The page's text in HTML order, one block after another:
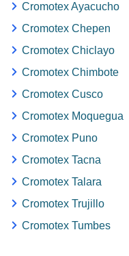
Cromotex Ayacucho
Cromotex Chepen
Cromotex Chiclayo
Cromotex Chimbote
Cromotex Cusco
Cromotex Moquegua
Cromotex Puno
Cromotex Tacna
Cromotex Talara
Cromotex Trujillo
Cromotex Tumbes